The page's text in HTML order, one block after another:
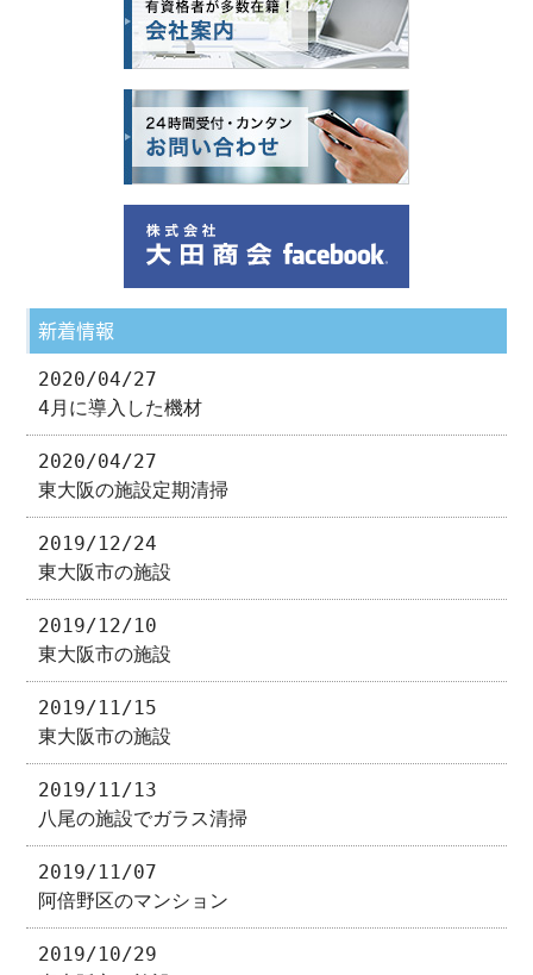
新着情報
2020/04/27
4月に導入した機材
2020/04/27
東大阪の施設定期清掃
2019/12/24
東大阪市の施設
2019/12/10
東大阪市の施設
2019/11/15
東大阪市の施設
2019/11/13
八尾の施設でガラス清掃
2019/11/07
阿倍野区のマンション
2019/10/29